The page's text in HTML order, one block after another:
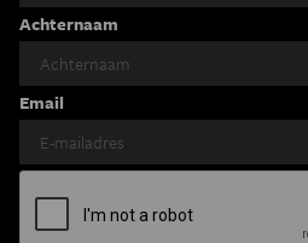
Achternaam
Email